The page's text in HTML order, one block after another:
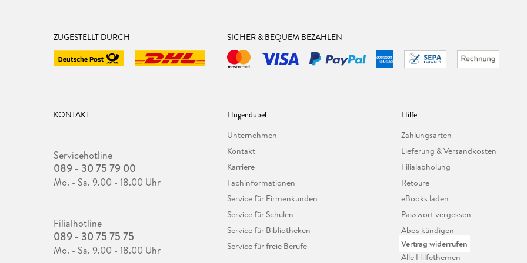
ZUGESTELLT DURCH SICHER & BEQUEM BEZAHLEN
KONTAKT
Servicehotline
089 - 30 75 79 00
Mo. - Sa. 9.00 - 18.00 Uhr
Filialhotline
089 - 30 75 75 75
Mo. - Sa. 9.00 - 18.00 Uhr
Hugendubel
Unternehmen
Kontakt
Karriere
Fachinformationen
Service für Firmenkunden
Service für Schulen
Service für Bibliotheken
Service für freie Berufe
Hilfe
Zahlungsarten
Lieferung & Versandkosten
Filialabholung
Retoure
eBooks laden
Passwort vergessen
Abos kündigen
Vertrag widerrufen
Alle Hilfethemen